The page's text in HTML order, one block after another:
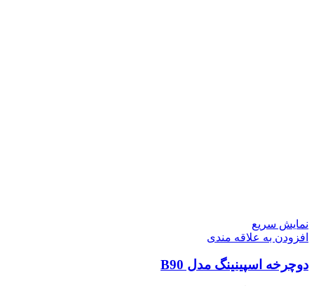
نمایش سریع
افزودن به علاقه مندی
دوچرخه اسپینینگ مدل B90